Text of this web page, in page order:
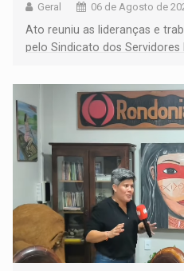
Geral 06 de Agosto de
Ato reuniu as lideranças e
pelo Sindicato dos